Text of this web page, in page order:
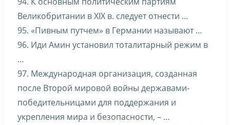
Великобритании в XIX в. следует отнести …
95. «Пивным путчем» в Германии называют …
96. Иди Амин установил тоталитарный режим в
…
97. Международная организация, созданная
после Второй мировой войны державами-
победительницами для поддержания и
укрепления мира и безопасности, – …